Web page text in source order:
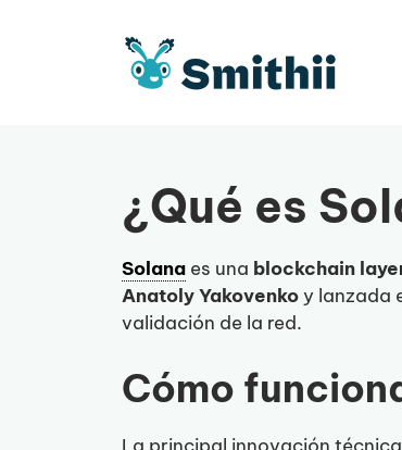
¿Qué es
Solana es una blockchain
Anatoly Yakovenko y lanzada
validación de la red.
Cómo
La principal innovación